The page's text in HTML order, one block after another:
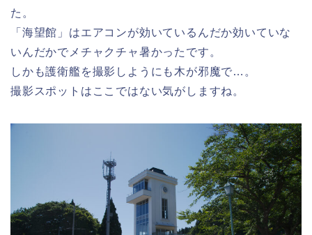
た。
「海望館」はエアコンが効いているんだか効いていな
いんだかでメチャクチャ暑かったです。
しかも護衛艦を撮影しようにも木が邪魔で…。
撮影スポットはここではない気がしますね。